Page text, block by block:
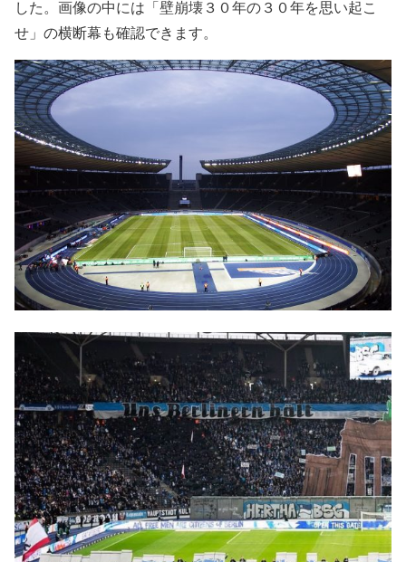
した。画像の中には「壁崩壊３０年の３０年を思い起こ
せ」の横断幕も確認できます。